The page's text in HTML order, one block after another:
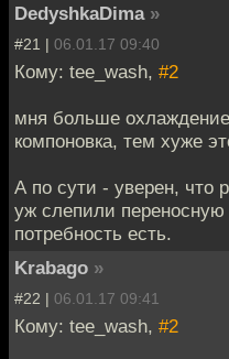
DedyshkaDima »
#21 | 06.01.17 09:40
Кому: tee_wash, #2
мня больше
компоновка, тем хуже
А по сути - уверен, что
уж слепили
потребность есть.
Krabago »
#22 | 06.01.17 09:41
Кому: tee_wash, #2